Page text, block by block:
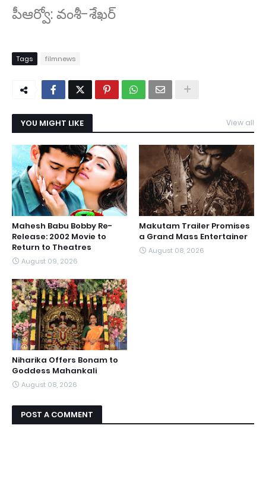
పీఆర్వో: వంశీ-శేఖర్
Tags filmnews
YOU MIGHT LIKE View all
Mahesh Babu Bobby Re-
Release: 2002 Movie to
Return to Theatres
August 09, 2026
Makutam Trailer Promises
a Grand Mass Entertainer
August 08, 2026
Niharika Offers Bonam to
Goddess Mahankali
August 08, 2026
POST A COMMENT